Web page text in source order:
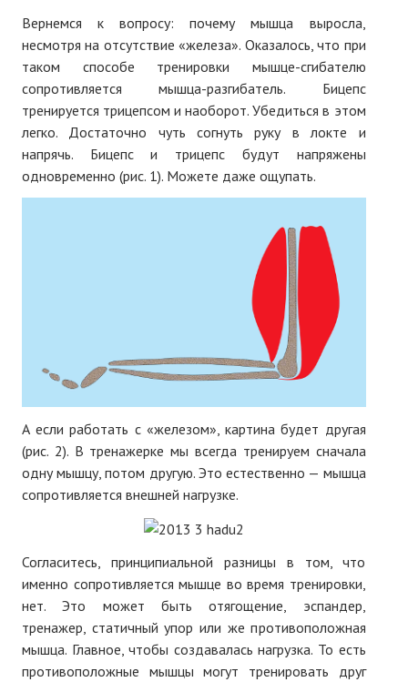
Вернемся к вопросу: почему мышца выросла,
несмотря на отсутствие «железа». Оказалось, что при
таком способе тренировки мышце-сгибателю
сопротивляется мышца-разгибатель. Бицепс
тренируется трицепсом и наоборот. Убедиться в этом
легко. Достаточно чуть согнуть руку в локте и
напрячь. Бицепс и трицепс будут напряжены
одновременно (рис. 1). Можете даже ощупать.
А если работать с «железом», картина будет другая
(рис. 2). В тренажерке мы всегда тренируем сначала
одну мышцу, потом другую. Это естественно — мышца
сопротивляется внешней нагрузке.
Согласитесь, принципиальной разницы в том, что
именно сопротивляется мышце во время тренировки,
нет. Это может быть отягощение, эспандер,
тренажер, статичный упор или же противоположная
мышца. Главное, чтобы создавалась нагрузка. То есть
противоположные мышцы могут тренировать друг